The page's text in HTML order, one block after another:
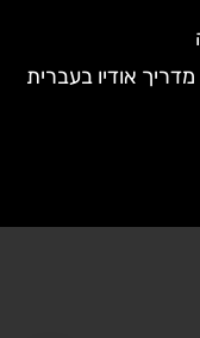
אודיו בעברית